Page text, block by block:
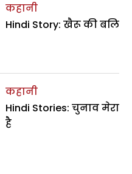
कहानी
Hindi Story: खैरू की बलि
कहानी
Hindi Stories: चुनाव मेरा
है